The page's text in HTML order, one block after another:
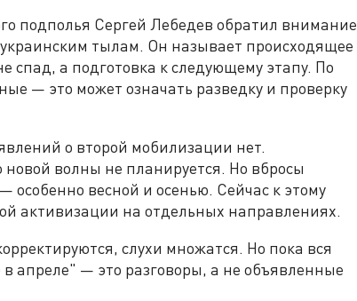
подполья Сергей Лебедев обратил внимание
тылам. Он называет происходящее
спад, а подготовка к следующему этапу. По
— это может означать разведку и проверку
о второй мобилизации нет.
волны не планируется. Но вбросы
особенно весной и осенью. Сейчас к этому
активизации на отдельных направлениях.
слухи множатся. Но пока вся
апреле" — это разговоры, а не объявленные